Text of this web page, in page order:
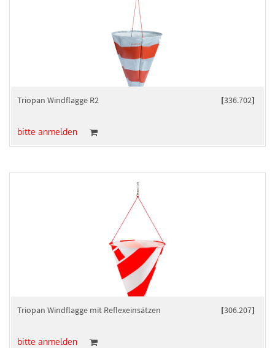
[336.702]
Triopan Windflagge R2
bitte anmelden
[306.207]
Triopan Windflagge mit Reflexeinsätzen
bitte anmelden